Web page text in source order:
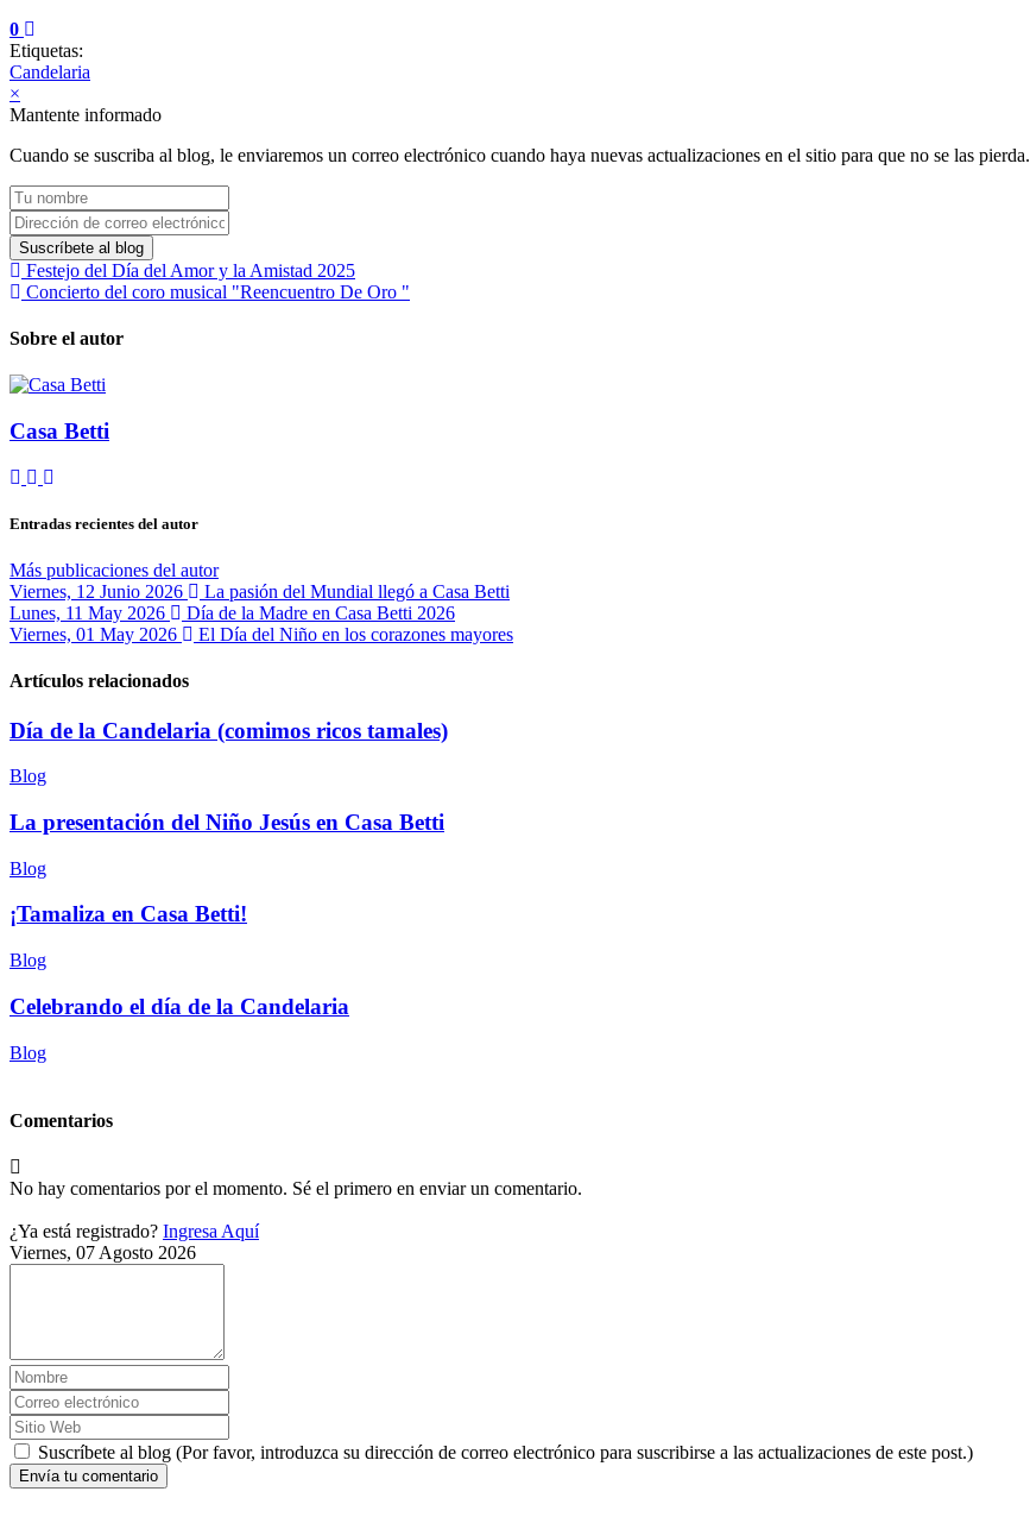
0
Etiquetas:
Candelaria
×
Mantente informado
Cuando se suscriba al blog, le enviaremos un correo electrónico cuando haya nuevas actualizaciones en el sitio para que no se las pierda.
Tu nombre
Dirección de correo electrónico
Suscríbete al blog
Festejo del Día del Amor y la Amistad 2025
Concierto del coro musical "Reencuentro De Oro "
Sobre el autor
Casa Betti
Suscribirse a las actualizaciones
Cancelar la suscripción a las actualizaciones del autor
Entradas recientes del autor
Más publicaciones del autor
Viernes, 12 Junio 2026
La pasión del Mundial llegó a Casa Betti
Lunes, 11 May 2026
Día de la Madre en Casa Betti 2026
Viernes, 01 May 2026
El Día del Niño en los corazones mayores
Artículos relacionados
Día de la Candelaria (comimos ricos tamales)
Blog
La presentación del Niño Jesús en Casa Betti
Blog
¡Tamaliza en Casa Betti!
Blog
Celebrando el día de la Candelaria
Blog
Comentarios
No hay comentarios por el momento. Sé el primero en enviar un comentario.
¿Ya está registrado? Ingresa Aquí
Viernes, 07 Agosto 2026
Suscríbete al blog (Por favor, introduzca su dirección de correo electrónico para suscribirse a las actualizaciones de este post.)
Envía tu comentario